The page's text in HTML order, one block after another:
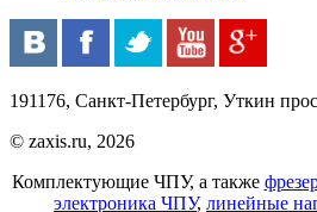
191176, Санкт-Петербург, Уткин
© zaxis.ru, 2026
Комплектующие ЧПУ, а также
электроника ЧПУ, линейные